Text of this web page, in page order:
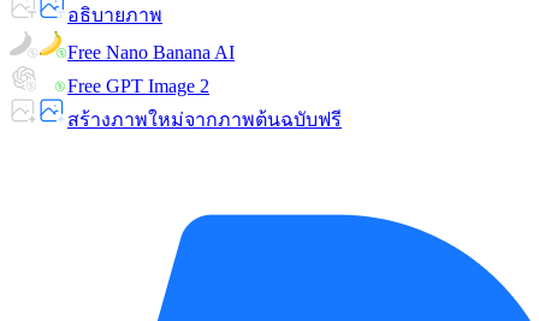
อธิบายภาพ
Free Nano Banana AI
Free GPT Image 2
สร้างภาพใหม่จากภาพต้นฉบับฟรี